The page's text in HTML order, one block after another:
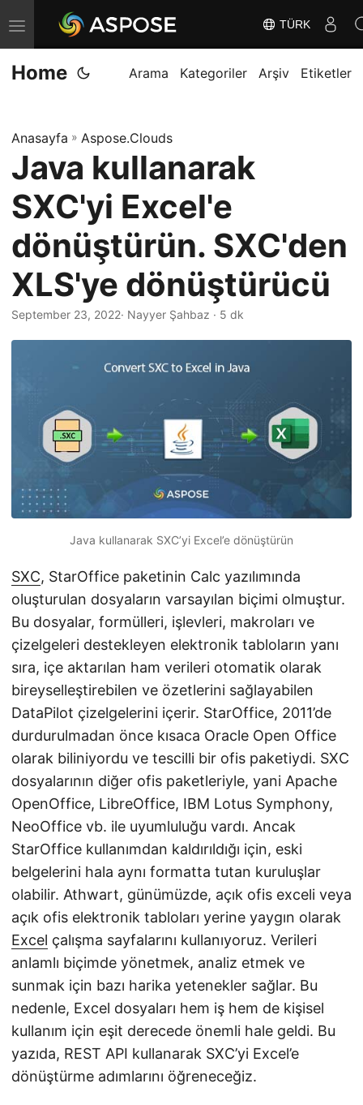
G
e
z
m
i
D
e
ğ
i
ş
TÜRK
Home Arama Kategoriler Arşiv Etiketler
Anasayfa » Aspose.Clouds
Java kullanarak
SXC'yi Excel'e
dönüştürün. SXC'den
XLS'ye dönüştürücü
September 23, 2022· Nayyer Şahbaz · 5 dk
Java kullanarak SXC’yi Excel’e dönüştürün
SXC, StarOffice paketinin Calc yazılımında
oluşturulan dosyaların varsayılan biçimi olmuştur.
Bu dosyalar, formülleri, işlevleri, makroları ve
çizelgeleri destekleyen elektronik tabloların yanı
sıra, içe aktarılan ham verileri otomatik olarak
bireyselleştirebilen ve özetlerini sağlayabilen
DataPilot çizelgelerini içerir. StarOffice, 2011’de
durdurulmadan önce kısaca Oracle Open Office
olarak biliniyordu ve tescilli bir ofis paketiydi. SXC
dosyalarının diğer ofis paketleriyle, yani Apache
OpenOffice, LibreOffice, IBM Lotus Symphony,
NeoOffice vb. ile uyumluluğu vardı. Ancak
StarOffice kullanımdan kaldırıldığı için, eski
belgelerini hala aynı formatta tutan kuruluşlar
olabilir. Athwart, günümüzde, açık ofis exceli veya
açık ofis elektronik tabloları yerine yaygın olarak
Excel çalışma sayfalarını kullanıyoruz. Verileri
anlamlı biçimde yönetmek, analiz etmek ve
sunmak için bazı harika yetenekler sağlar. Bu
nedenle, Excel dosyaları hem iş hem de kişisel
kullanım için eşit derecede önemli hale geldi. Bu
yazıda, REST API kullanarak SXC’yi Excel’e
dönüştürme adımlarını öğreneceğiz.